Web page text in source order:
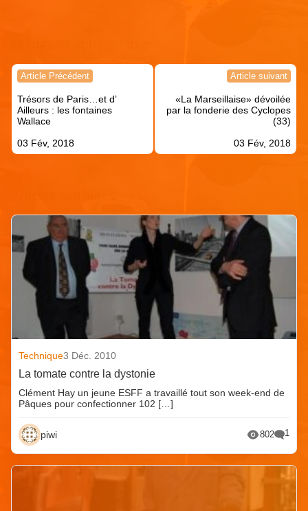
Navigation
l’article
Article Précédent
Trésors de Paris…et d’
Ailleurs : les fontaines
Wallace
03 Fév, 2018
Article suivant
«La Marseillaise» dévoilée
par la fonderie des Cyclopes
(33)
03 Fév, 2018
Technique3 Déc. 2010
La tomate contre la dystonie
Clément Hay un jeune ESFF a travaillé tout son week-end de
Pâques pour confectionner 102 […]
piwi 802 1